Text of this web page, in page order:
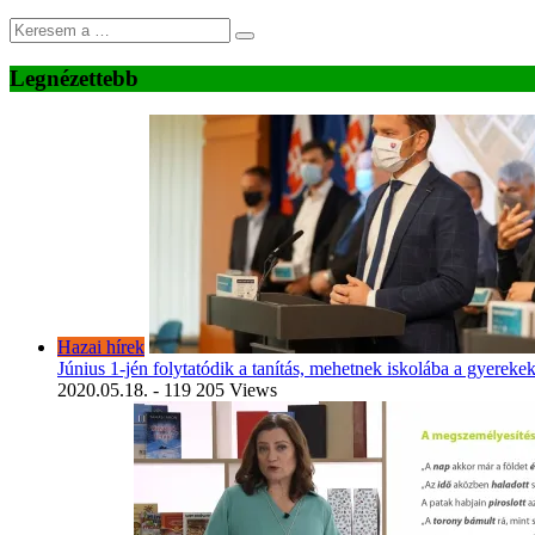
Legnézettebb
Hazai hírek
Június 1-jén folytatódik a tanítás, mehetnek iskolába a gyerekek
2020.05.18. - 119 205 Views